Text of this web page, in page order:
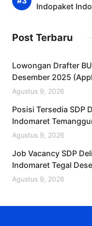
Indopaket
Post Terbaru
Lowongan Drafter
Desember 2025
Agustus 9, 2026
Posisi Tersedia SDP
Indomaret
Now)
Agustus 9, 2026
Job Vacancy SDP
Indomaret Tegal
Agustus 9, 2026